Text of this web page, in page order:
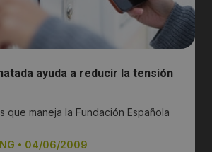
ayuda a reducir la tensión
que maneja la Fundación Española
• 04/06/2009